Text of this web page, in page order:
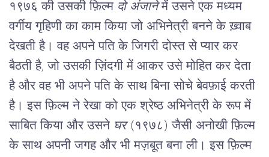
१९७६ की उसकी फ़िल्म दो अंजाने में उसने एक मध्यम
वर्गीय गृहिणी का काम किया जो अभिनेत्री बनने के ख़्वाब
देखती है। वह अपने पति के जिगरी दोस्त से प्यार कर
बैठती है, जो उसकी ज़िंदगी में आकर उसे मोहित कर देता
है और वह भी अपने पति के साथ बिना सोचे बेवफ़ाई करती
है। इस फ़िल्म ने रेखा को एक श्रेष्ठ अभिनेत्री के रूप में
साबित किया और उसने घर (१९७८) जैसी अनोखी फ़िल्म
के साथ अपनी जगह और भी मज़बूत बना ली। इस फ़िल्म